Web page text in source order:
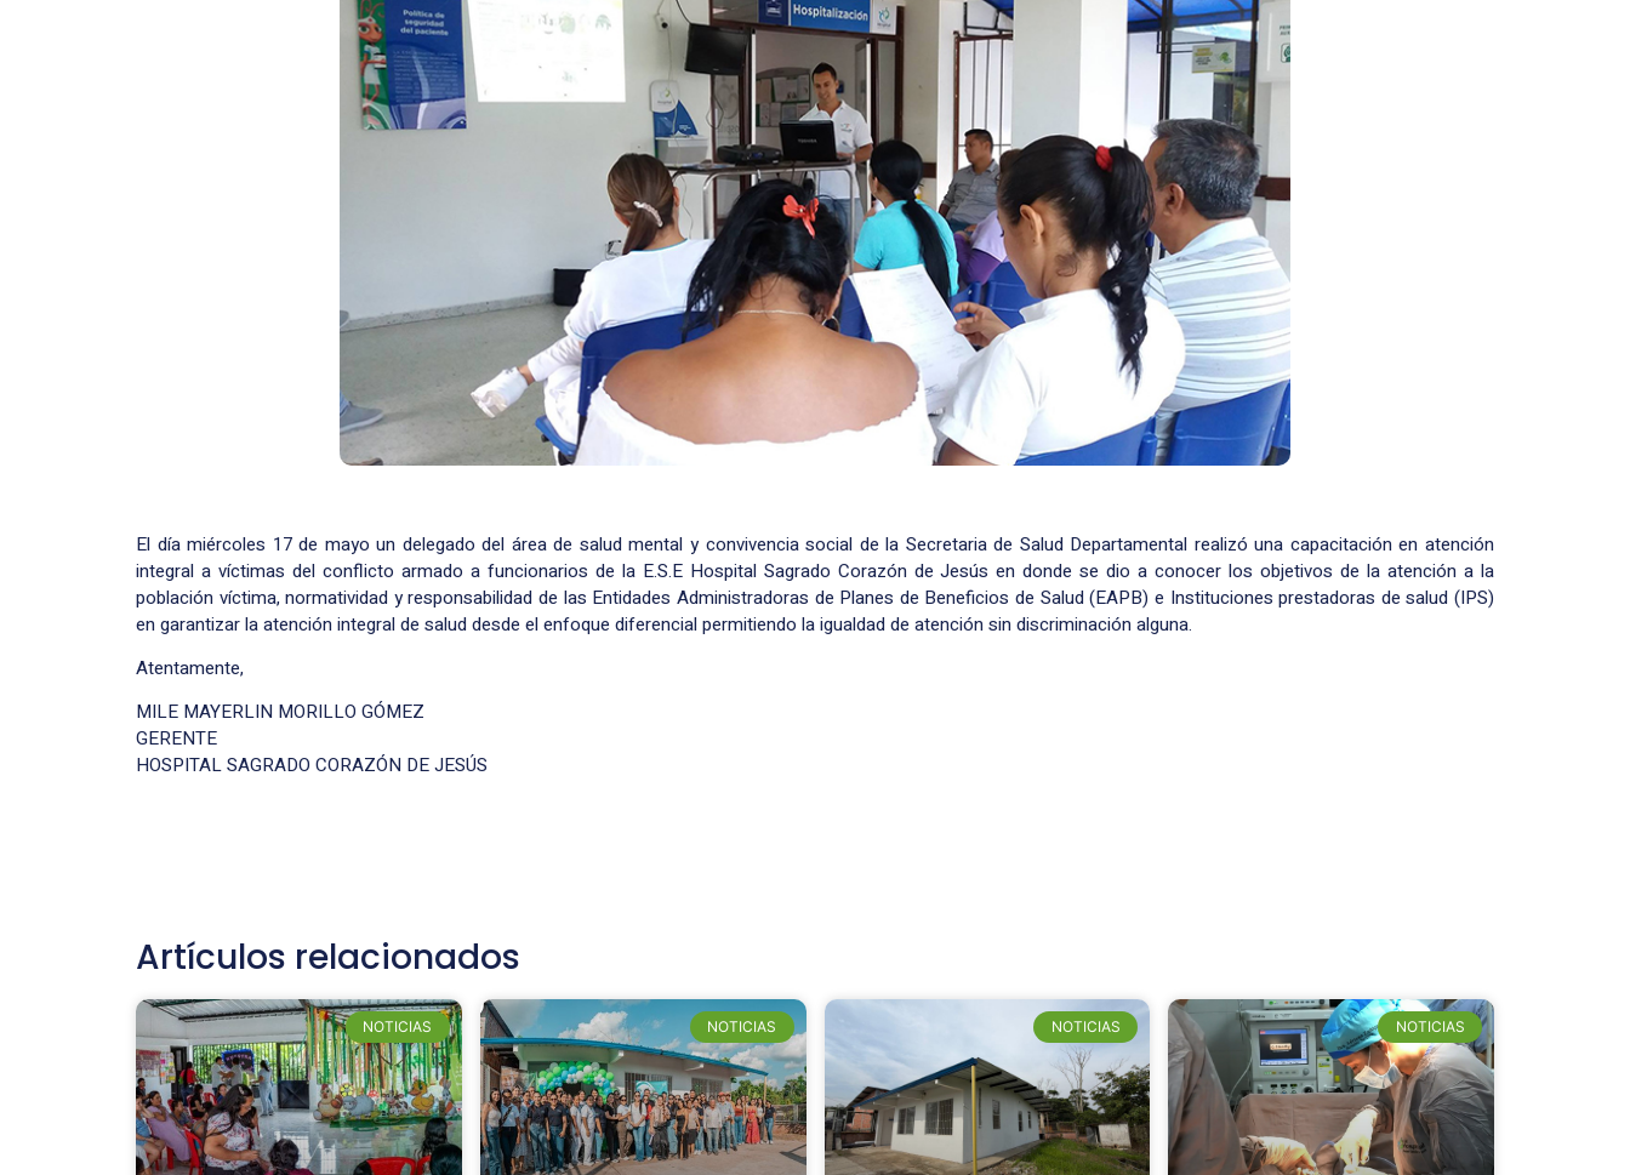
El día miércoles 17 de mayo un delegado del área de salud mental y convivencia social de la Secretaria de Salud Departamental realizó una capacitación en atención
integral a víctimas del conflicto armado a funcionarios de la E.S.E Hospital Sagrado Corazón de Jesús en donde se dio a conocer los objetivos de la atención a la
población víctima, normatividad y responsabilidad de las Entidades Administradoras de Planes de Beneficios de Salud (EAPB) e Instituciones prestadoras de salud (IPS)
en garantizar la atención integral de salud desde el enfoque diferencial permitiendo la igualdad de atención sin discriminación alguna.
Atentamente,
MILE MAYERLIN MORILLO GÓMEZ
GERENTE
HOSPITAL SAGRADO CORAZÓN DE JESÚS
Artículos relacionados
NOTICIAS NOTICIAS NOTICIAS NOTICIAS